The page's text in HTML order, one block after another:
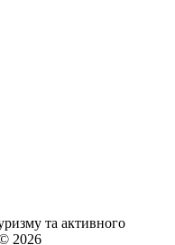
та активного
2026